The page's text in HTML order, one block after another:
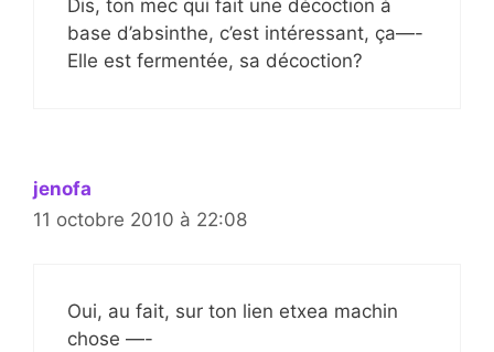
Dis, ton mec qui fait une décoction à
base d’absinthe, c’est intéressant, ça—-
Elle est fermentée, sa décoction?
jenofa
11 octobre 2010 à 22:08
Oui, au fait, sur ton lien etxea machin
chose —-